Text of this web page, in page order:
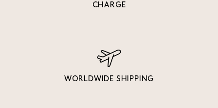
CHARGE
WORLDWIDE SHIPPING